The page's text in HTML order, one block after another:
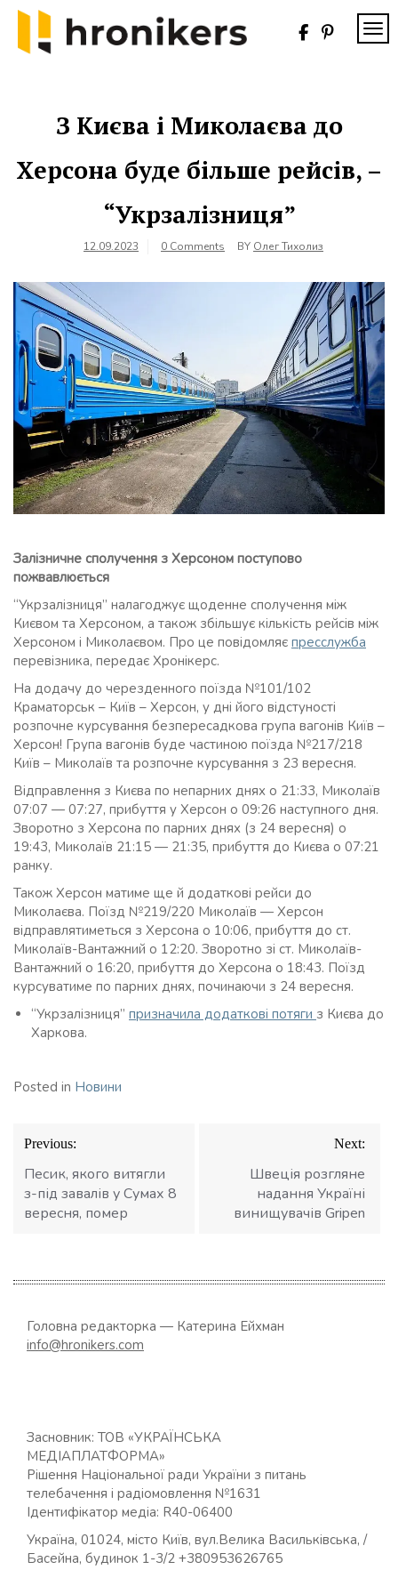
Skip
content
З Києва і Миколаєва до
Херсона буде більше рейсів, –
“Укрзалізниця”
12.09.2023 0 Comments BY Олег Тихолиз
Залізничне сполучення з Херсоном поступово
пожвавлюється
“Укрзалізниця” налагоджує щоденне сполучення між
Києвом та Херсоном, а також збільшує кількість рейсів між
Херсоном і Миколаєвом. Про це повідомляє пресслужба
перевізника, передає Хронікерс.
На додачу до черезденного поїзда №101/102
Краматорськ – Київ – Херсон, у дні його відстуності
розпочне курсування безпересадкова група вагонів Київ –
Херсон! Група вагонів буде частиною поїзда №217/218
Київ – Миколаїв та розпочне курсування з 23 вересня.
Відправлення з Києва по непарних днях о 21:33, Миколаїв
07:07 — 07:27, прибуття у Херсон о 09:26 наступного дня.
Зворотно з Херсона по парних днях (з 24 вересня) о
19:43, Миколаїв 21:15 — 21:35, прибуття до Києва о 07:21
ранку.
Також Херсон матиме ще й додаткові рейси до
Миколаєва. Поїзд №219/220 Миколаїв — Херсон
відправлятиметься з Херсона о 10:06, прибуття до ст.
Миколаїв-Вантажний о 12:20. Зворотно зі ст. Миколаїв-
Вантажний о 16:20, прибуття до Херсона о 18:43. Поїзд
курсуватиме по парних днях, починаючи з 24 вересня.
“Укрзалізниця” призначила додаткові потяги з Києва до
Харкова.
Posted in Новини
Навігація
записів
Previous:
Песик, якого витягли
з-під завалів у Сумах 8
вересня, помер
Next:
Швеція розгляне
надання Україні
винищувачів Gripen
Головна редакторка — Катерина Ейхман
info@hronikers.com
Засновник: ТОВ «УКРАЇНСЬКА
МЕДІАПЛАТФОРМА»
Рішення Національної ради України з питань
телебачення і радіомовлення №1631
Ідентифікатор медіа: R40-06400
Україна, 01024, місто Київ, вул.Велика Васильківська, /
Басейна, будинок 1-3/2 +380953626765